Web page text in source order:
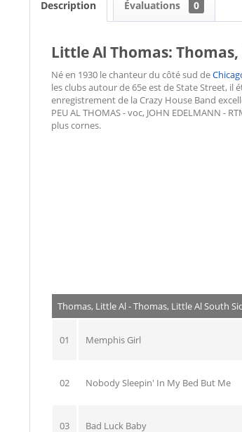
Description Évaluations 0
Little Al Thomas:
Né en 1930 le chanteur du côté sud de
les clubs autour de 65e est de State Street,
enregistrement de la Crazy House Band
PEU AL THOMAS - voc, JOHN EDELMANN -
plus cornes.
Thomas, Little Al - Thomas, Little Al South
01 Memphis Girl
02 Nobody Sleepin' In My Bed But Me
03 Bad Luck Baby